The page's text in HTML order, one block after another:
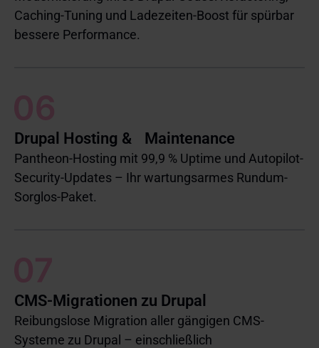
Caching-Tuning und Ladezeiten-Boost für spürbar
bessere Performance.
Drupal Hosting & Maintenance
Pantheon-Hosting mit 99,9 % Uptime und Autopilot-
Security-Updates – Ihr wartungsarmes Rundum-
Sorglos-Paket.
CMS-Migrationen zu Drupal
Reibungslose Migration aller gängigen CMS-
Systeme zu Drupal – einschließlich